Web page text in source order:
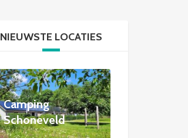
NIEUWSTE LOCATIES
Camping
Schoneveld